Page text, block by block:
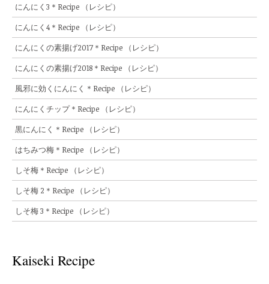
にんにく3＊Recipe （レシピ）
にんにく4＊Recipe （レシピ）
にんにくの素揚げ2017＊Recipe （レシピ）
にんにくの素揚げ2018＊Recipe （レシピ）
風邪に効くにんにく＊Recipe （レシピ）
にんにくチップ＊Recipe （レシピ）
黒にんにく＊Recipe （レシピ）
はちみつ梅＊Recipe （レシピ）
しそ梅＊Recipe （レシピ）
しそ梅 2＊Recipe （レシピ）
しそ梅 3＊Recipe （レシピ）
Kaiseki Recipe